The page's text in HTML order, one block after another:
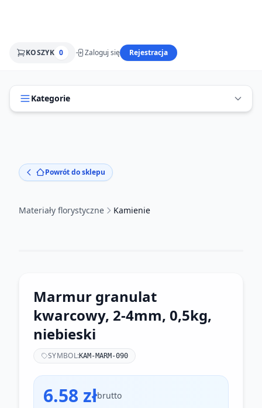
KOSZYK 0 Zaloguj się Rejestracja
Kategorie
Powrót do sklepu
Materiały florystyczne Kamienie
Marmur granulat
kwarcowy, 2-4mm, 0,5kg,
niebieski
SYMBOL:KAM-MARM-090
6.58 złbrutto